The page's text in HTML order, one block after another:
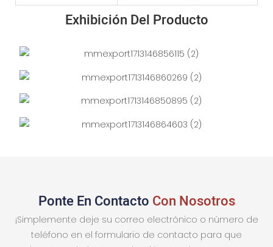
Exhibición Del Producto
Ponte En Contacto Con Nosotros
¡Simplemente deje su correo electrónico o número de
teléfono en el formulario de contacto para que